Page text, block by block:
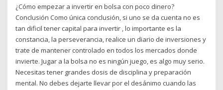
¿Cómo empezar a invertir en bolsa con poco dinero?
Conclusión Como única conclusión, si uno se da cuenta no es
tan dificil tener capital para invertir , lo importante es la
constancia, la perseverancia, realice un diario de inversiones y
trate de mantener controlado en todos los mercados donde
invierte. Jugar a la bolsa no es ningún juego, es algo muy serio.
Necesitas tener grandes dosis de disciplina y preparación
mental. No debes dejarte llevar por el desánimo cuando las